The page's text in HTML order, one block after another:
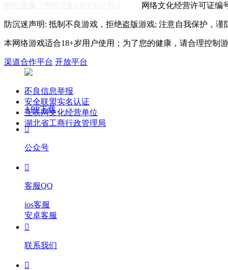
网络文化经营许可证编
防沉迷声明: 抵制不良游戏，拒绝盗版游戏; 注意自我保护，
本网络游戏适合18+岁用户使用；为了您的健康，请合理控制
渠道合作平台 开放平台
不良信息举报
安全联盟实名认证
互联网文化经营单位
湖北省工商行政管理局

APP下载

公众号

客服QQ
ios客服
安卓客服

联系我们
